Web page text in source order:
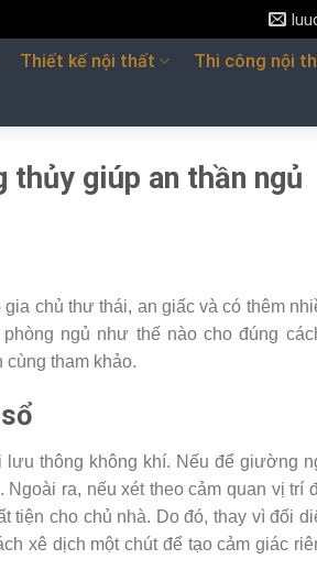
Thiết kế nội thất Thi công nội
thủy giúp an thần ngủ
chủ thư thái, an giấc và có thêm
ngủ như thế nào cho đúng
tham khảo.
thông không khí. Nếu để giường
ra, nếu xét theo cảm quan vị trí
tiện cho chủ nhà. Do đó, thay vì đối
xê dịch một chút để tạo cảm giác